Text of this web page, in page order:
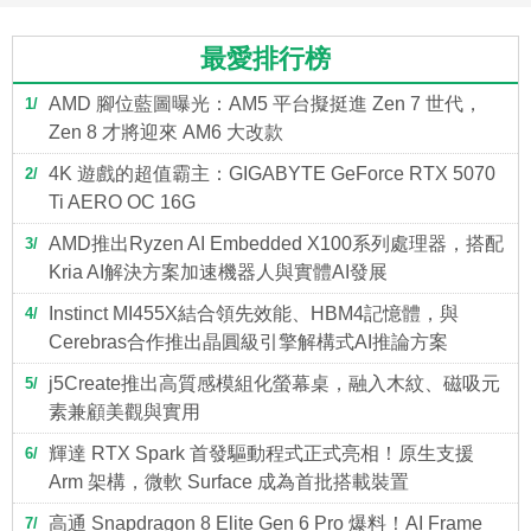
最愛排行榜
1
AMD 腳位藍圖曝光：AM5 平台擬挺進 Zen 7 世代，
Zen 8 才將迎來 AM6 大改款
2
4K 遊戲的超值霸主：GIGABYTE GeForce RTX 5070
Ti AERO OC 16G
3
AMD推出Ryzen AI Embedded X100系列處理器，搭配
Kria AI解決方案加速機器人與實體AI發展
4
Instinct MI455X結合領先效能、HBM4記憶體，與
Cerebras合作推出晶圓級引擎解構式AI推論方案
5
j5Create推出高質感模組化螢幕桌，融入木紋、磁吸元
素兼顧美觀與實用
6
輝達 RTX Spark 首發驅動程式正式亮相！原生支援
Arm 架構，微軟 Surface 成為首批搭載裝置
7 高通 Snapdragon 8 Elite Gen 6 Pro 爆料！AI Frame